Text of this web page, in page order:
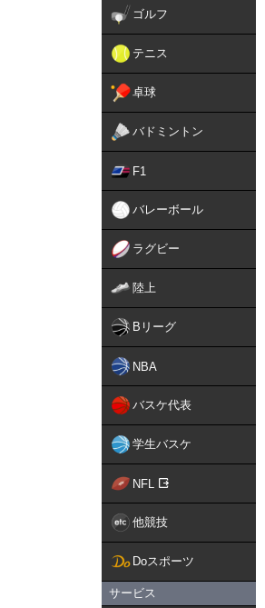
ゴルフ
テニス
卓球
バドミントン
F1
バレーボール
ラグビー
陸上
Bリーグ
NBA
バスケ代表
学生バスケ
NFL
他競技
Doスポーツ
サービス